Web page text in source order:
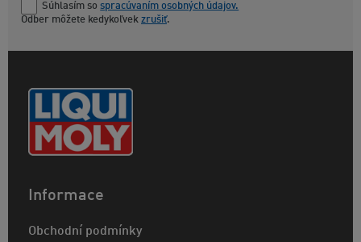
Súhlasím so spracúvaním osobných údajov.
Odber môžete kedykoľvek zrušiť.
Informace
Obchodní podmínky